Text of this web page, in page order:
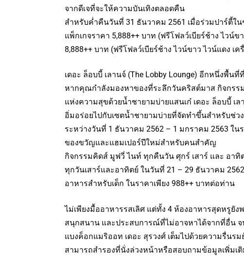
จากดีเจที่จะให้ความบันเทิงตลอดคืน
สำหรับค่ำคืนวันที่ 31 ธันวาคม 2561 เมื่อร่วมปาร์ตี้ใน
แพ็กเกจราคา 5,888++ บาท (ฟรีโฟลว์เบียร์ช้าง ไวน์
8,888++ บาท (ฟรีโฟลว์เบียร์ช้าง ไวน์ขาว ไวน์แดง เ
เดอะ ล็อบบี้ เลานจ์ (The Lobby Lounge) อีกหนึ่งพื้น
หากคุณกำลังมองหาของที่ระลึกวันคริสต์มาส กิจกร
แห่งความสุขด้วยน้ำชายามบ่ายแสนเก๋ เดอะ ล็อบบี้ เ
อิ่มอร่อยไปกับเซตน้ำชายามบ่ายที่จัดทำขึ้นสำหรับช่ว
ระหว่างวันที่ 1 ธันวาคม 2562 – 1 มกราคม 2563 ใ
ของขวัญและแฮมเปอร์ปีใหม่สำหรับคนสำคัญ
กิจกรรมคิดส์ มูฟวี่ ไนท์ ทุกคืนวัน ศุกร์ เสาร์ และ อาทิ
ทุกวันเสาร์และอาทิตย์ ในวันที่ 21 – 29 ธันวาคม
อาหารสำหรับเด็ก ในราคาเพียง 988++ บาทต่อท่าน
ไม่เพียงมื้ออาหารรสเลิศ แต่ทั้ง 4 ห้องอาหารสุดหรูยั
สนุกสนาน และประสบการณ์ที่ไม่อาจหาได้จากที่อื่น
แบงค็อกแมริออท เดอะ สุรวงศ์ เต็มไปด้วยความรื่นร
สามารถสำรองที่นั่งล่วงหน้าหรือสอบถามข้อมูลเพิ่มเติ